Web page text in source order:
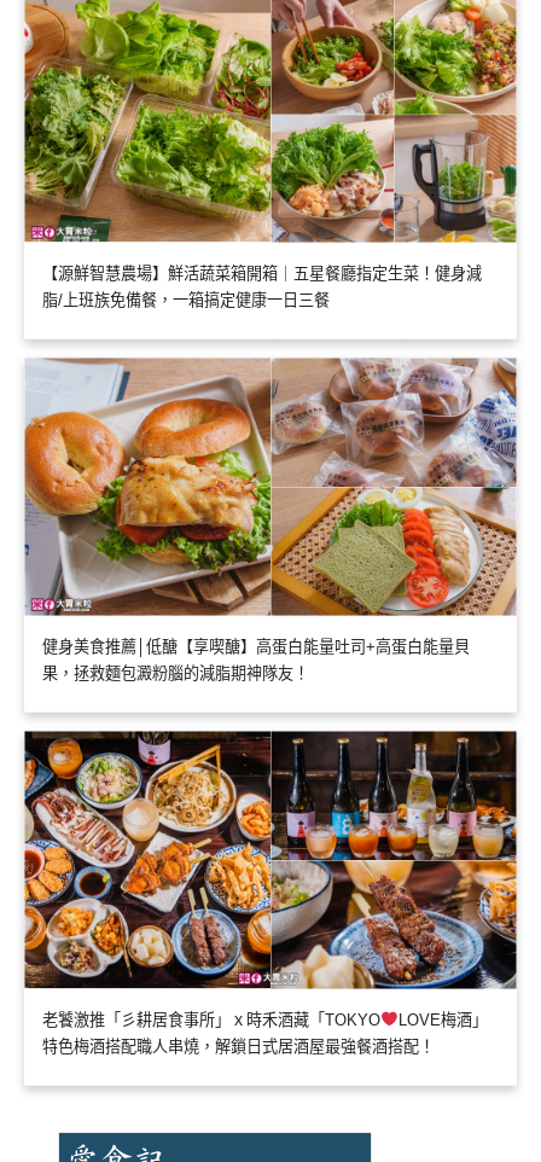
【源鮮智慧農場】鮮活蔬菜箱開箱｜五星餐廳指定生菜！健身減
脂/上班族免備餐，一箱搞定健康一日三餐
健身美食推薦│低醣【享喫醣】高蛋白能量吐司+高蛋白能量貝
果，拯救麵包澱粉腦的減脂期神隊友！
老饕激推「彡耕居食事所」ｘ時禾酒藏「TOKYO
LOVE梅酒」
特色梅酒搭配職人串燒，解鎖日式居酒屋最強餐酒搭配！